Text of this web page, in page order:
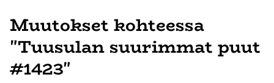
Muutokset kohteessa
"Tuusulan suurimmat puut
#1423"